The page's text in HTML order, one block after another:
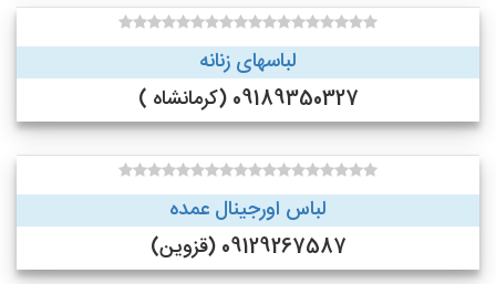
لباسهای زنانه
09189350327 (کرمانشاه )
لباس اورجینال عمده
09129267587 (قزوین)